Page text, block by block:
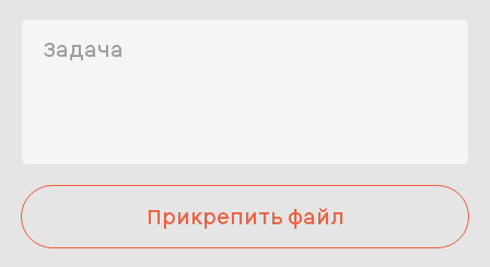
Прикрепить файл